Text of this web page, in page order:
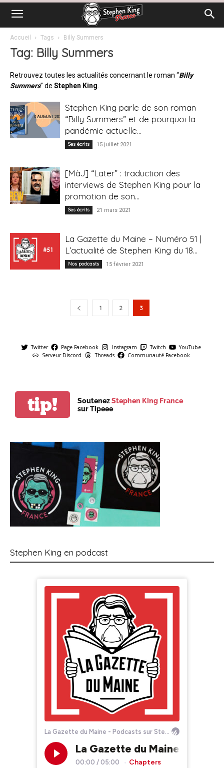
Accueil Tags Billy Summers
Tag: Billy Summers
Retrouvez toutes les actualités concernant le roman “Billy
Summers” de Stephen King
Stephen King parle de son roman
“Billy Summers” et de pourquoi la
pandémie actuelle...
Ses écrits 15 juillet 2021
[MàJ] “Later” : traduction des
interviews de Stephen King pour la
promotion de son...
Ses écrits 21 mars 2021
La Gazette du Maine – Numéro 51 |
L’actualité de Stephen King du 18...
Nos podcasts 15 février 2021
1 2 3
Twitter Page Facebook Instagram Twitch
YouTube
Serveur Discord
Threads Communauté Facebook
tip! SoutenezStephen King France
sur Tipeee
Stephen King en podcast